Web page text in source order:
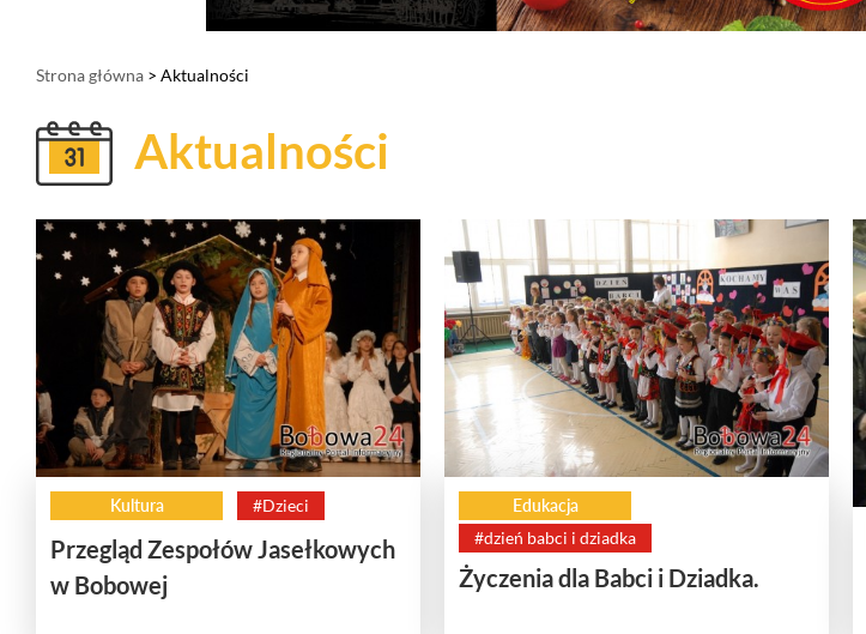
Strona główna > Aktualności
Aktualności
Kultura #Dzieci
Przegląd Zespołów Jasełkowych
w Bobowej
Edukacja
#dzień babci i dziadka
Życzenia dla Babci i Dziadka.